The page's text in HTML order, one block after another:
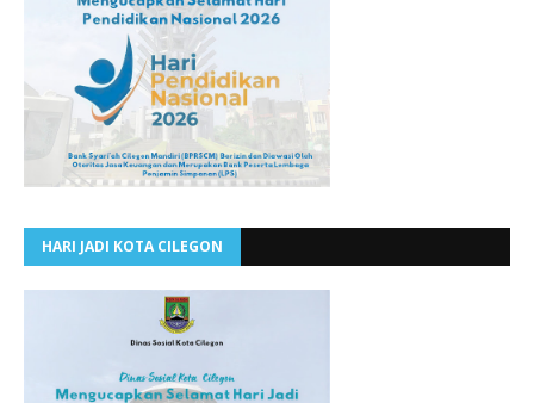
HARI JADI KOTA CILEGON